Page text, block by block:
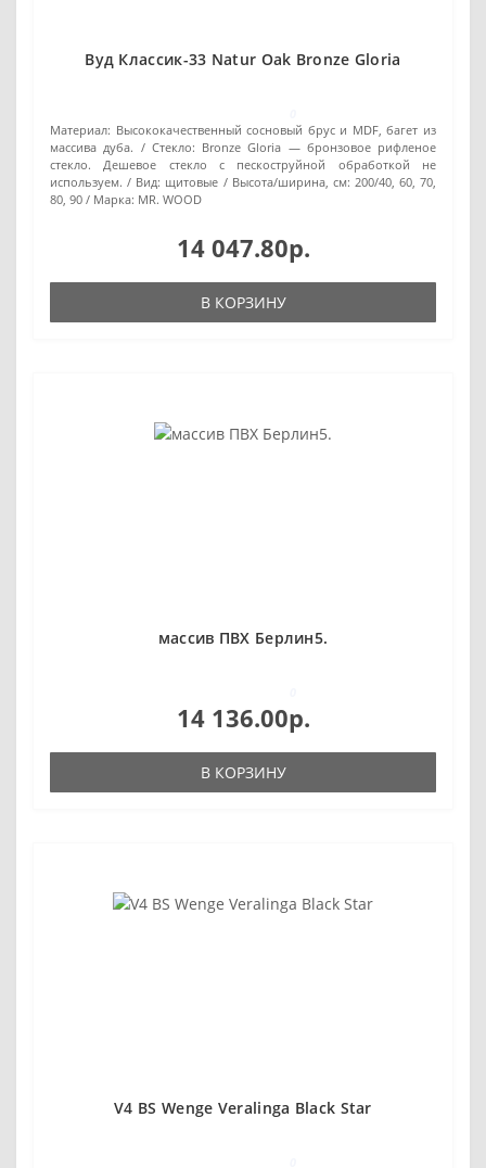
Вуд Классик-33 Natur Oak Bronze Gloria
Материал: Высококачественный сосновый брус и MDF, багет из
массива дуба.
Стекло: Bronze Gloria — бронзовое рифленое
стекло. Дешевое стекло с пескоструйной обработкой не
используем.
Вид: щитовые Высота/ширина, см: 200/40, 60, 70,
80, 90
Марка: MR. WOOD
14 047.80р.
В КОРЗИНУ
массив ПВХ Берлин5.
14 136.00р.
В КОРЗИНУ
V4 BS Wenge Veralinga Black Star